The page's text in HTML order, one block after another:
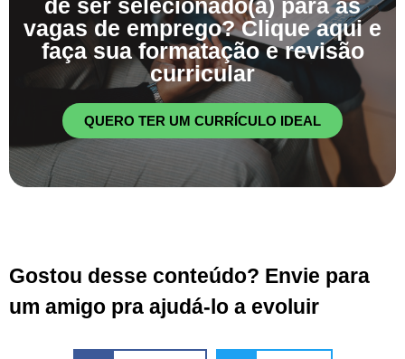
de ser selecionado(a) para as
vagas de emprego? Clique aqui e
faça sua formatação e revisão
curricular
QUERO TER UM CURRÍCULO IDEAL
Gostou desse conteúdo? Envie para
um amigo pra ajudá-lo a evoluir